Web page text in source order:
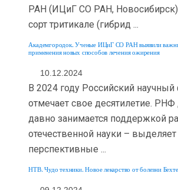
РАН (ИЦиГ СО РАН,
сорт тритикале (гибрид ...
Академгородок. Ученые ИЦиГ СО РАН выявили
применения новых способов лечения ожирения
10.12.2024
В 2024 году Российский
отмечает свое десятилетие. РНФ
давно занимается поддержкой
отечественной науки – выделяет
перспективные ...
НТВ. Чудо техники. Новое лекарство от болезни